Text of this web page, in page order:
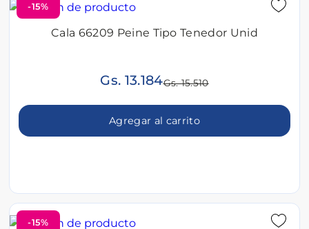
-15%
Cala 66209 Peine Tipo Tenedor Unid
Gs. 13.184Gs. 15.510
Agregar al carrito
-15%